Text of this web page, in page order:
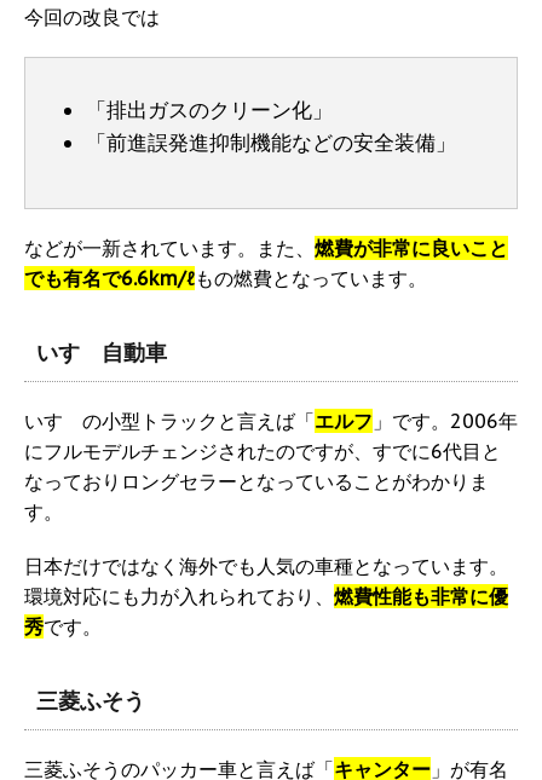
今回の改良では
「排出ガスのクリーン化」
「前進誤発進抑制機能などの安全装備」
などが一新されています。また、 燃費が非常に良いこと
でも有名で6.6km/ℓもの燃費となっています。
いすゞ自動車
いすゞの小型トラックと言えば「エルフ 」です。2006年
にフルモデルチェンジされたのですが、すでに6代目と
なっておりロングセラーとなっていることがわかりま
す。
日本だけではなく海外でも人気の車種となっています。
環境対応にも力が入れられており、 燃費性能も非常に優
秀です。
三菱ふそう
三菱ふそうのパッカー車と言えば「キャンター 」が有名